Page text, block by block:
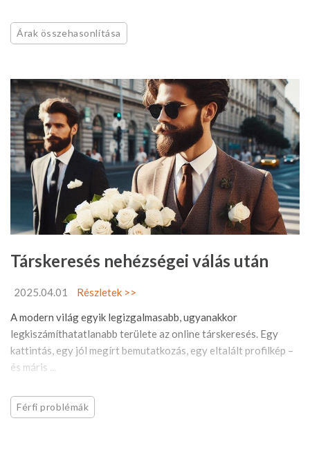
Árak összehasonlítása
Társkeresés nehézségei válás után
2025.04.01
Részletek >>
A modern világ egyik legizgalmasabb, ugyanakkor
legkiszámíthatatlanabb területe az online társkeresés. Egy
kattintás, egy jól megírt bemutatkozás, egy eltalált profilkép –
és máris ...
Férfi problémák